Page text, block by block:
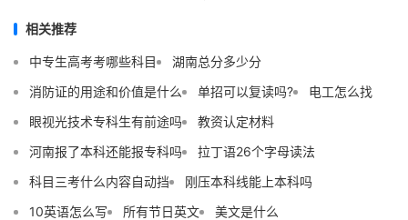
相关推荐
中专生高考考哪些科目
湖南总分多少分
消防证的用途和价值是什么
单招可以复读吗?
电工怎么找
眼视光技术专科生有前途吗
教资认定材料
河南报了本科还能报专科吗
拉丁语26个字母读法
科目三考什么内容自动挡
刚压本科线能上本科吗
10英语怎么写
所有节日英文
美文是什么